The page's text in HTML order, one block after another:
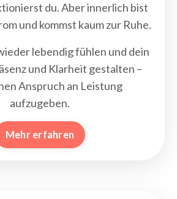
du. Aber innerlich bist
und kommst kaum zur Ruhe.
lebendig fühlen und dein
und Klarheit gestalten –
Anspruch an Leistung
aufzugeben.
Mehr erfahren